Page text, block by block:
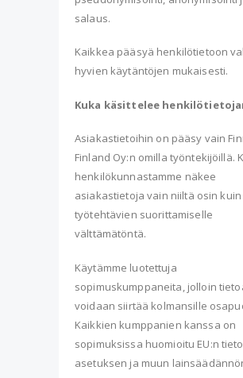
salaus.
Kaikkea pääsyä henkilötietoon
hyvien käytäntöjen mukaisesti.
Kuka käsittelee
Asiakastietoihin on pääsy vain
Finland Oy:n omilla työntekijöillä.
henkilökunnastamme näkee
asiakastietoja vain niiltä osin
työtehtävien suorittamiselle
välttämätöntä.
Käytämme luotettuja
sopimuskumppaneita, jolloin
voidaan siirtää kolmansille
Kaikkien kumppanien kanssa on
sopimuksissa huomioitu EU:n
asetuksen ja muun